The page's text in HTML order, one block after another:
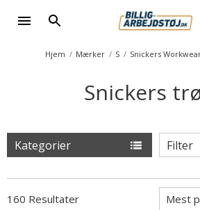
Hjem Mærker S Snickers
Snickers
Kategorier Filter
160 Resultater